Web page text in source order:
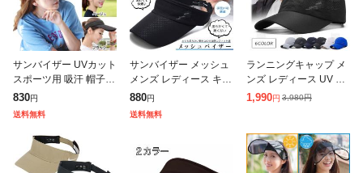
サンバイザー UVカット
スポーツ用 吸汗 帽子
レディース つば 12cm
ゴルフ テニス ジョギン
グ ランニング サイクリ
830円
送料無料
サンバイザー メッシュ
メンズ レディース キャ
ップ 帽子 サイズ 調整
調節 つば 長いゴム 伸
縮 9cm ゴルフ テニス
880円
送料無料
ランニングキャップ メ
ンズ レディース UV 春
夏 ジョギングキャップ
ト 日
1,990円 3,980円